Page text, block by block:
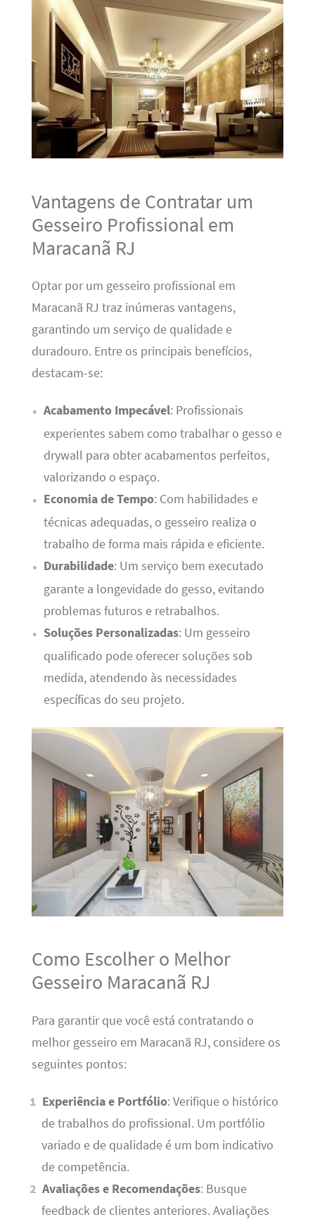
Vantagens de Contratar um
Gesseiro Profissional em
Maracanã RJ
Optar por um gesseiro profissional em
Maracanã RJ traz inúmeras vantagens,
garantindo um serviço de qualidade e
duradouro. Entre os principais benefícios,
destacam-se:
Acabamento Impecável: Profissionais
experientes sabem como trabalhar o gesso e
drywall para obter acabamentos perfeitos,
valorizando o espaço.
Economia de Tempo: Com habilidades e
técnicas adequadas, o gesseiro realiza o
trabalho de forma mais rápida e eficiente.
Durabilidade: Um serviço bem executado
garante a longevidade do gesso, evitando
problemas futuros e retrabalhos.
Soluções Personalizadas: Um gesseiro
qualificado pode oferecer soluções sob
medida, atendendo às necessidades
específicas do seu projeto.
Como Escolher o Melhor
Gesseiro Maracanã RJ
Para garantir que você está contratando o
melhor gesseiro em Maracanã RJ, considere os
seguintes pontos:
Experiência e Portfólio: Verifique o histórico
de trabalhos do profissional. Um portfólio
variado e de qualidade é um bom indicativo
de competência.
Avaliações e Recomendações: Busque
feedback de clientes anteriores. Avaliações